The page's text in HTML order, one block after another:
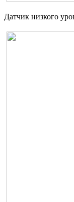
Датчик низкого